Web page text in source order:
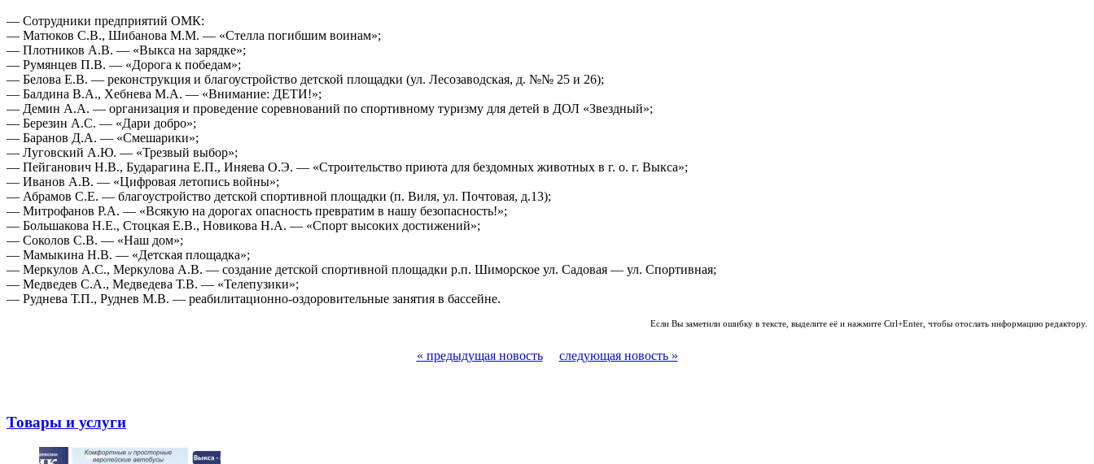
— Сотрудники предприятий ОМК:
— Матюков С.В., Шибанова М.М. — «Стелла погибшим воинам»;
— Плотников А.В. — «Выкса на зарядке»;
— Румянцев П.В. — «Дорога к победам»;
— Белова Е.В. — реконструкция и благоустройство детской площадки (ул. Лесозаводская, д. №№ 25 и 26);
— Балдина В.А., Хебнева М.А. — «Внимание: ДЕТИ!»;
— Демин А.А. — организация и проведение соревнований по спортивному туризму для детей в ДОЛ «Звездный»;
— Березин А.С. — «Дари добро»;
— Баранов Д.А. — «Смешарики»;
— Луговский А.Ю. — «Трезвый выбор»;
— Пейганович Н.В., Бударагина Е.П., Иняева О.Э. — «Строительство приюта для бездомных животных в г. о. г. Выкса»;
— Иванов А.В. — «Цифровая летопись войны»;
— Абрамов С.Е. — благоустройство детской спортивной площадки (п. Виля, ул. Почтовая, д.13);
— Митрофанов Р.А. — «Всякую на дорогах опасность превратим в нашу безопасность!»;
— Большакова Н.Е., Стоцкая Е.В., Новикова Н.А. — «Спорт высоких достижений»;
— Соколов С.В. — «Наш дом»;
— Мамыкина Н.В. — «Детская площадка»;
— Меркулов А.С., Меркулова А.В. — создание детской спортивной площадки р.п. Шиморское ул. Садовая — ул. Спортивная;
— Медведев С.А., Медведева Т.В. — «Телепузики»;
— Руднева Т.П., Руднев М.В. — реабилитационно-оздоровительные занятия в бассейне.
Если Вы заметили ошибку в тексте, выделите её и нажмите Ctrl+Enter, чтобы отослать информацию редактору.
« предыдущая новость следующая новость »
Товары и услуги